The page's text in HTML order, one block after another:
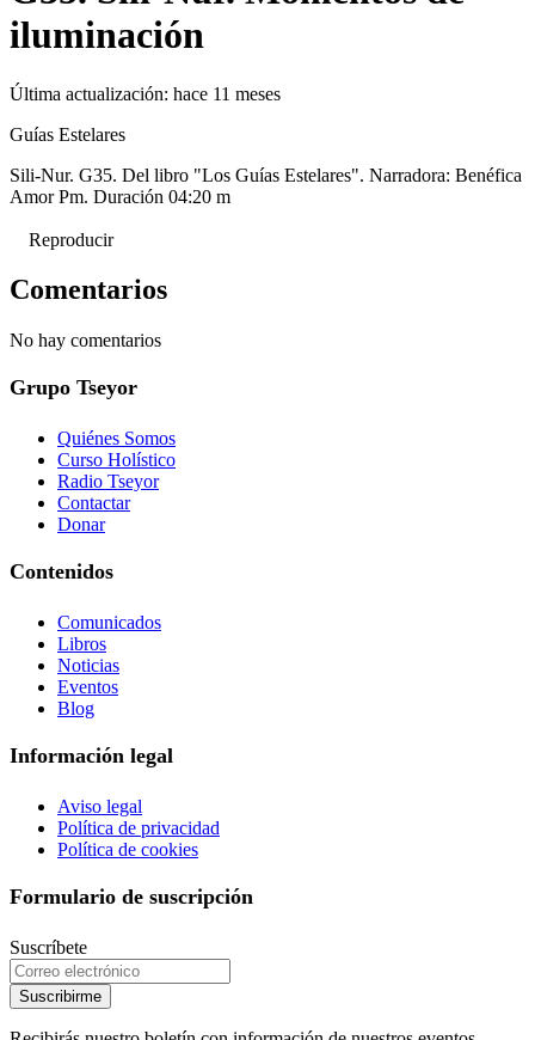
iluminación
Última actualización: hace 11 meses
Guías Estelares
Sili-Nur. G35. Del libro "Los Guías Estelares". Narradora: Benéfica
Amor Pm. Duración 04:20 m
Reproducir
Comentarios
No hay comentarios
Grupo Tseyor
Quiénes Somos
Curso Holístico
Radio Tseyor
Contactar
Donar
Contenidos
Comunicados
Libros
Noticias
Eventos
Blog
Información legal
Aviso legal
Política de privacidad
Política de cookies
Formulario de suscripción
Suscríbete
Suscribirme